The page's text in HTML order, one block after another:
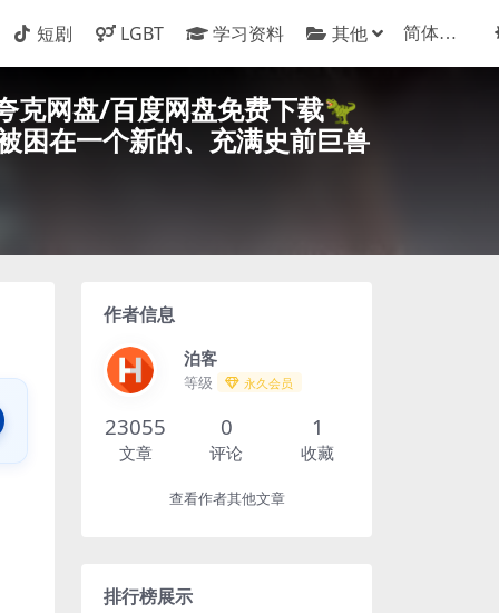
短剧 LGBT 学习资料 其他
克网盘/百度网盘免费下载🦖
困在一个新的、充满史前巨兽
作者信息
泊客
等级 永久会员
23055
文章
0
评论
1
收藏
查看作者其他文章
排行榜展示